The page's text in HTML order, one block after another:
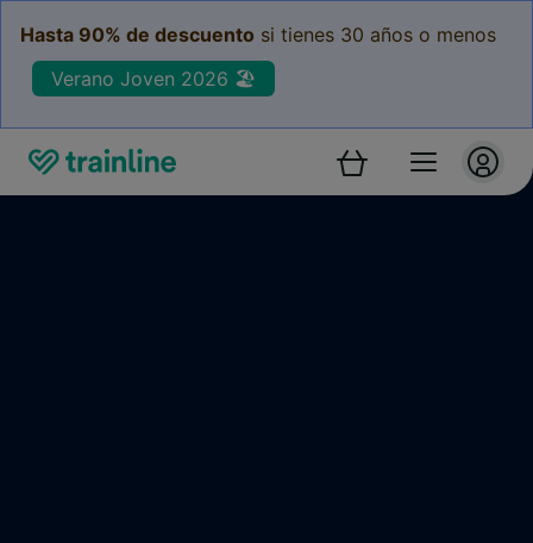
Hasta 90% de descuento si tienes 30 años o menos
Verano Joven 2026 🏖️